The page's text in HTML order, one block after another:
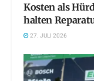
Kosten als
halten
27. JULI 2026